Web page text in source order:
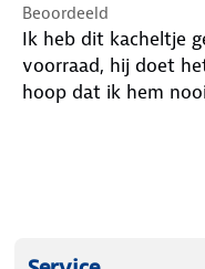
Gebruik jij de Mestic
bijverwarming in
zolder? De keus is
Beoordeeld
Ik heb dit kacheltje
voorraad, hij doet
hoop dat ik hem